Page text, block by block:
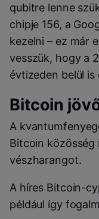
qubitre lenne
chipje 156, a
kezelni – ez már
vesszük, hogy a
évtizeden belül
Bitcoin
A
Bitcoin közösség
vészharangot.
A híres Bitcoin-
például így